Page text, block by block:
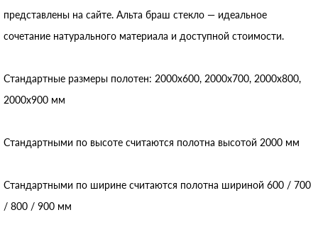
представлены на сайте. Альта браш стекло — идеальное
сочетание натурального материала и доступной стоимости.
Стандартные размеры полотен: 2000x600, 2000x700, 2000x800,
2000x900 мм
Стандартными по высоте считаются полотна высотой 2000 мм
Стандартными по ширине считаются полотна шириной 600 / 700
/ 800 / 900 мм